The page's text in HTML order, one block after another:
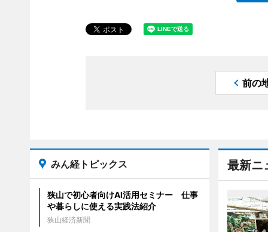
前の
最新ニ
みん経トピックス
狭山で初心者向けAI活用セミナー 仕事
や暮らしに使える実践法紹介
狭山経済新聞